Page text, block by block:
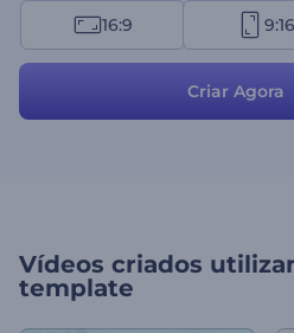
Obtenha um vídeo profissional em
16:9 9:16
Criar Agora
Vídeos criados
template